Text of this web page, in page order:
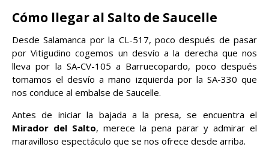
Cómo llegar al Salto de Saucelle
Desde Salamanca por la CL-517, poco después de pasar
por Vitigudino cogemos un desvío a la derecha que nos
lleva por la SA-CV-105 a Barruecopardo, poco después
tomamos el desvío a mano izquierda por la SA-330 que
nos conduce al embalse de Saucelle.
Antes de iniciar la bajada a la presa, se encuentra el
Mirador del Salto, merece la pena parar y admirar el
maravilloso espectáculo que se nos ofrece desde arriba.